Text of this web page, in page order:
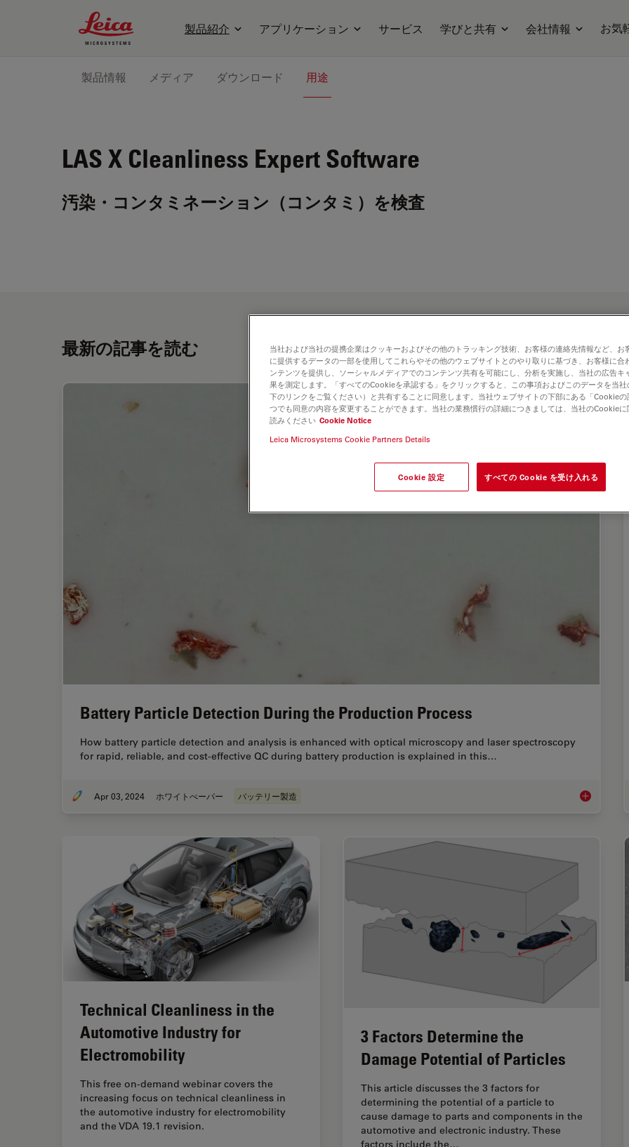
Leica Microsystems Logo
製品紹介 アプリケーション サービス 学びと共有 会社情報 お気
製品情報 メディア ダウンロード 用途
LAS X Cleanliness Expert Software
汚染・コンタミネーション（コンタミ）を検査
最新の記事を読む
Battery Particle Detection During the Production Process
How battery particle detection and analysis is enhanced with optical microscopy and laser spectroscopy
for rapid, reliable, and cost-effective QC during battery production is explained in this…
Apr 03, 2024 ホワイトぺーパー バッテリー製造 Battery
Technical Cleanliness in the
Automotive Industry for
Electromobility
This free on-demand webinar covers the
increasing focus on technical cleanliness in
the automotive industry for electromobility
and the VDA 19.1 revision.
3 Factors Determine the
Damage Potential of Particles
This article discusses the 3 factors for
determining the potential of a particle to
cause damage to parts and components in the
automotive and electronic industry. These
当社および当社の提携企業はクッキーおよびその他のトラッキング技術、お客様の連絡先情報など、お
に提供するデータの一部を使用してこれらやその他のウェブサイトとのやり取りに基づき、お客様に合
ンテンツを提供し、ソーシャルメディアでのコンテンツ共有を可能にし、分析を実施し、当社の広告キ
果を測定します。「すべてのCookieを承認する」をクリックすると、この事項およびこのデータを当社
下のリンクをご覧ください）と共有することに同意します。当社ウェブサイトの下部にある「Cookie
つでも同意の内容を変更することができます。当社の業務慣行の詳細につきましては、当社のCookieに
読みください Cookie Notice
Leica Microsystems Cookie Partners Details
Cookie 設定 すべての Cookie を受け入れる